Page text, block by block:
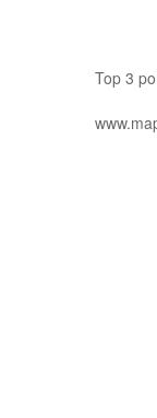
Top 3